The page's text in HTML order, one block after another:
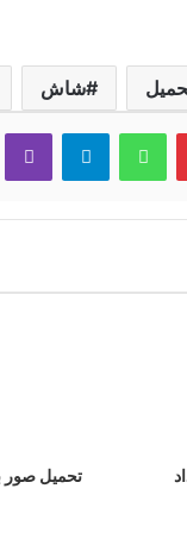
شاش
بينتيريستواتساب تيلقرام
تحميل صور